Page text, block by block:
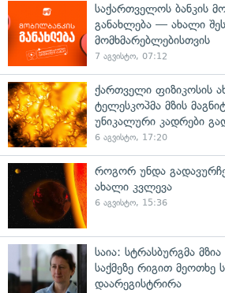
საქართველოს ბანკის
განახლება — ახალი
მომხმარებლებისთვის
7 აგვისტო, 07:12
ქართველი ფიზიკოსის
ტელესკოპმა მზის
უნიკალური კადრები
6 აგვისტო, 17:20
როგორ უნდა
ახალი კვლევა
6 აგვისტო, 15:36
საია: სტრასბურგმა
საქმეზე რიგით მეოთხე
დაარეგისტრირა